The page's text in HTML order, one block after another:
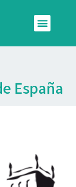
Menu
España